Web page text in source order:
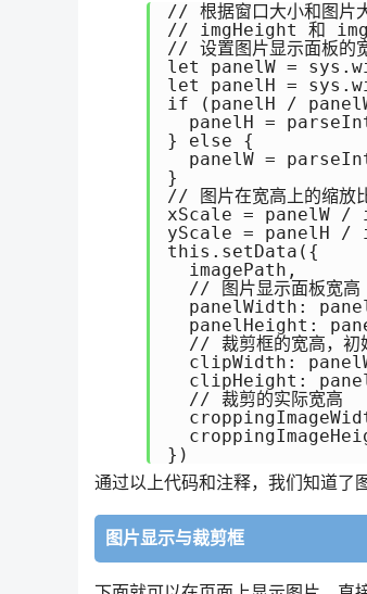
// 根据窗口大小和图片
// imgHeight 和
// 设置图片显示面板的
let panelW =
let panelH =
if (panelH /
panelH =
} else {
panelW =
}
// 图片在宽高上的缩放
xScale = panelW /
yScale = panelH /
this.setData({
  imagePath,
  // 图片显示面板宽高
panelWidth:
panelHeight:
// 裁剪框的宽高，初
clipWidth:
clipHeight:
  // 裁剪的实际宽高
})
通过以上代码和注释，我们知道了
图片显示与裁剪框